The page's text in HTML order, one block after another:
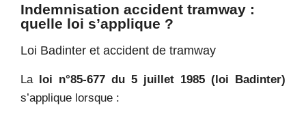
Indemnisation accident tramway :
quelle loi s’applique ?
Loi Badinter et accident de tramway
La loi n°85-677 du 5 juillet 1985 (loi Badinter)
s’applique lorsque :